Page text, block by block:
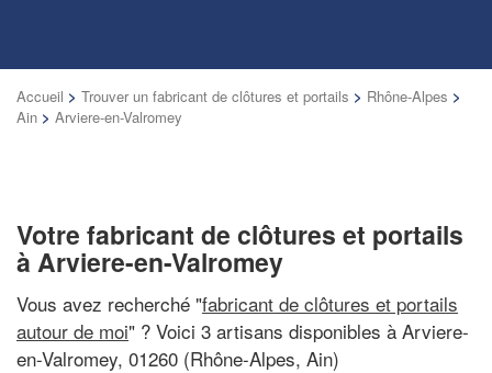
Accueil > Trouver un fabricant de clôtures et portails > Rhône-Alpes >
Ain > Arviere-en-Valromey
Votre fabricant de clôtures et portails
à Arviere-en-Valromey
Vous avez recherché "fabricant de clôtures et portails
autour de moi" ? Voici 3 artisans disponibles à Arviere-
en-Valromey, 01260 (Rhône-Alpes, Ain)